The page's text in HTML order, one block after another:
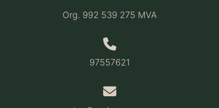
Org. 992 539 275 MVA
97557621